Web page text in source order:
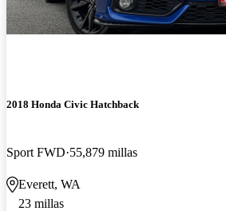
2018 Honda Civic Hatchback
Sport FWD 55,879 millas
Everett, WA
23 millas